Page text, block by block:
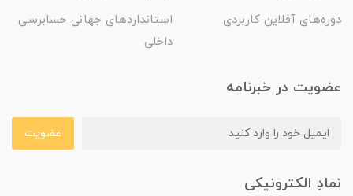
دوره‌های آفلاین کاربردی
استانداردهای جهانی حسابرسی
داخلی
عضویت در خبرنامه
عضویت
نمادِ الکترونیکی